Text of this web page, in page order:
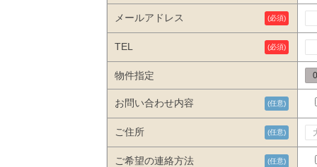
メールアドレス (必須)
TEL (必須)
物件指定
お問い合わせ内容 (任意)
ご住所 (任意)
ご希望の連絡方法 (任意)